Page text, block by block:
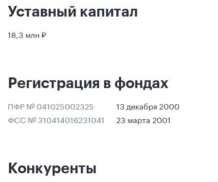
Уставный капитал
18,3 млн ₽
Регистрация в фондах
ПФР № 041025002325
13 декабря 2000
ФСС № 310414016231041
23 марта 2001
Конкуренты